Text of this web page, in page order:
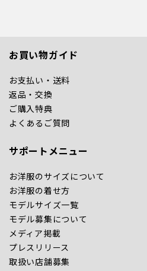
お買い物ガイド
お支払い・送料
返品・交換
ご購入特典
よくあるご質問
サポートメニュー
お洋服のサイズについて
お洋服の着せ方
モデルサイズ一覧
モデル募集について
メディア掲載
プレスリリース
取扱い店舗募集